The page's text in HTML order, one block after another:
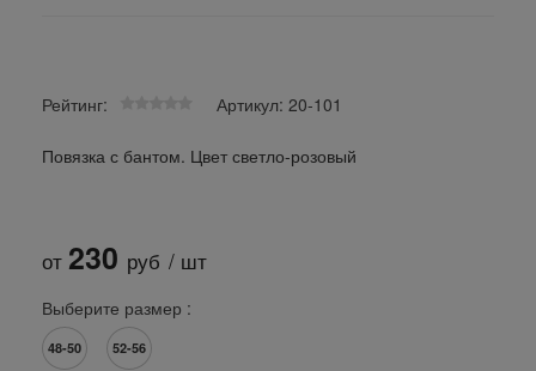
Рейтинг: Артикул: 20-101
Повязка с бантом. Цвет светло-розовый
от 230 руб / шт
Выберите размер :
48-50 52-56